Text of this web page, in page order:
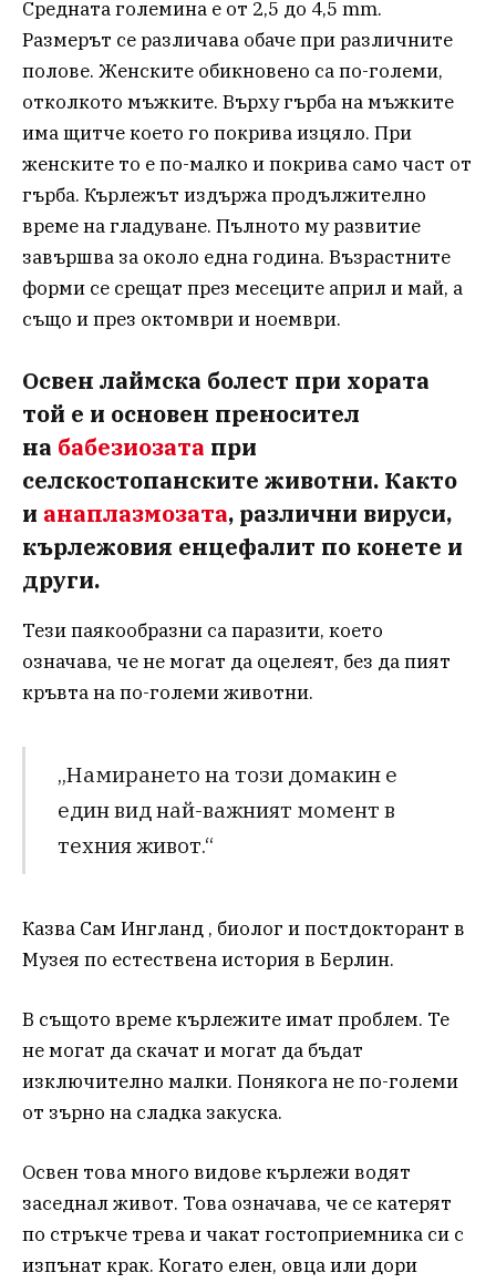
Средната големина е от 2,5 до 4,5 mm.
Размерът се различава обаче при различните
полове. Женските обикновено са по-големи,
отколкото мъжките. Върху гърба на мъжките
има щитче което го покрива изцяло. При
женските то е по-малко и покрива само част от
гърба. Кърлежът издържа продължително
време на гладуване. Пълното му развитие
завършва за около една година. Възрастните
форми се срещат през месеците април и май, а
също и през октомври и ноември.
Освен лаймска болест при хората
той е и основен преносител
на бабезиозата при
селскостопанските животни. Както
и анаплазмозата, различни вируси,
кърлежовия енцефалит по конете и
други.
Тези паякообразни са паразити, което
означава, че не могат да оцелеят, без да пият
кръвта на по-големи животни.
„Намирането на този домакин е
един вид най-важният момент в
техния живот.“
Казва Сам Ингланд , биолог и постдокторант в
Музея по естествена история в Берлин.
В същото време кърлежите имат проблем. Те
не могат да скачат и могат да бъдат
изключително малки. Понякога не по-големи
от зърно на сладка закуска.
Освен това много видове кърлежи водят
заседнал живот. Това означава, че се катерят
по стръкче трева и чакат гостоприемника си с
изпънат крак. Когато елен, овца или дори